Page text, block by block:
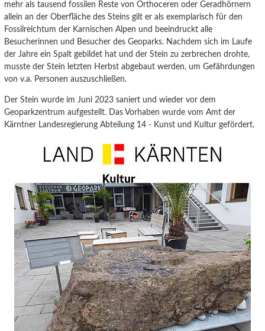
mehr als tausend fossilen Reste von Orthoceren oder Geradhörnern
allein an der Oberfläche des Steins gilt er als exemplarisch für den
Fossilreichtum der Karnischen Alpen und beeindruckt alle
Besucherinnen und Besucher des Geoparks. Nachdem sich im Laufe
der Jahre ein Spalt gebildet hat und der Stein zu zerbrechen drohte,
musste der Stein letzten Herbst abgebaut werden, um Gefährdungen
von v.a. Personen auszuschließen.
Der Stein wurde im Juni 2023 saniert und wieder vor dem
Geoparkzentrum aufgestellt. Das Vorhaben wurde vom Amt der
Kärntner Landesregierung Abteilung 14 - Kunst und Kultur gefördert.